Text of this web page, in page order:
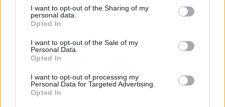
disclose it to other third parties.
Please note that this website/app uses one or more Google
services and may gather and store information including but
not limited to your visit or usage behaviour. You may click to
grant or deny consent to Google and its third-party tags to
consent section.
I want to opt-out of the Sharing of my
personal data.
Opted In
I want to opt-out of the Sale of my
Personal Data.
Opted In
I want to opt-out of processing my
Personal Data for Targeted Advertising.
Opted In